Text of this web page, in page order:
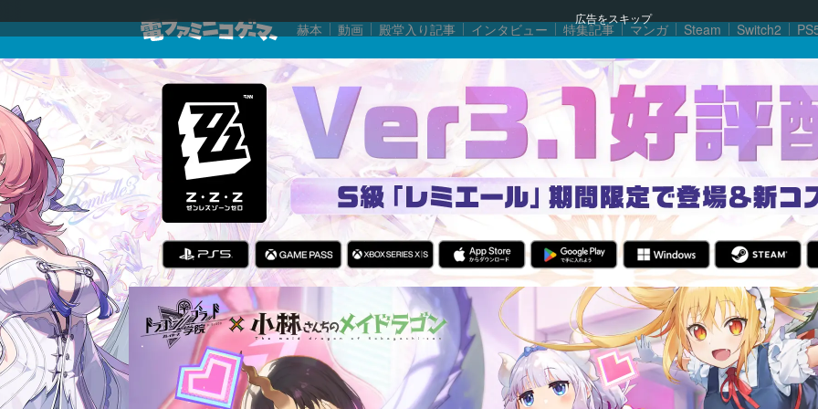
広告をスキップ
赫本 動画 殿堂入り記事 インタビュー 特集記事 マンガ Steam Switch2